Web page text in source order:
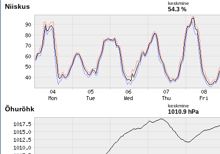
Niiskus keskmine
54.3 %
Õhurõhk keskmine
1010.9 hPa